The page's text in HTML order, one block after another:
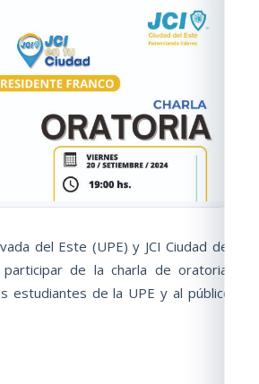
del Este (UPE) y JCI Ciudad del
de la charla de oratoria,
estudiantes de la UPE y al público